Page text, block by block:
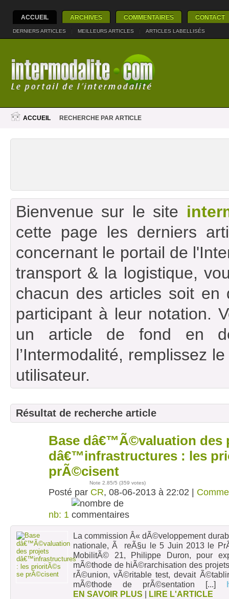
ACCUEIL ARCHIVES COMMENTAIRES CONTACT
DERNIERS ARTICLES | MEILLEURS ARTICLES | ARTICLES LABELLISÉS
ACCUEIL RECHERCHE PAR ARTICLE
Bienvenue sur le site
cette page les derniers
concernant le portail de
transport & la logistique,
chacun des articles soit en
participant à leur notation.
un article de fond en
l’Intermodalité, remplissez
utilisateur.
Résultat de recherche article
Base dâ€™Ã©valuation des
dâ€™infrastructures : les
prÃ©cisent
Note 2.85/5 (359 votes)
Posté par CR, 08-06-2013 à 22:02 |
nb: 1
La commission Â« dÃ©veloppement
nationale, Ã reÃ§u le 5 Juin 2013 le
MobilitÃ© 21, Philippe Duron, pour
mÃ©thode de hiÃ©rarchisation des
rÃ©union, vÃ©ritable test, devait
mÃ©thode de prÃ©sentation [...]
EN SAVOIR PLUS | LIRE L'ARTICLE